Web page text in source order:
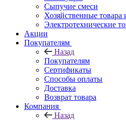
Сыпучие смеси
Хозяйственные товара
Электротехнические
Акции
Покупателям
Назад
Покупателям
Сертификаты
Способы оплаты
Доставка
Возврат товара
Компания
Назад